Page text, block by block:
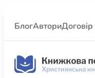
БлогАвтори